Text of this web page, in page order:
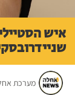
מערכת אחלה